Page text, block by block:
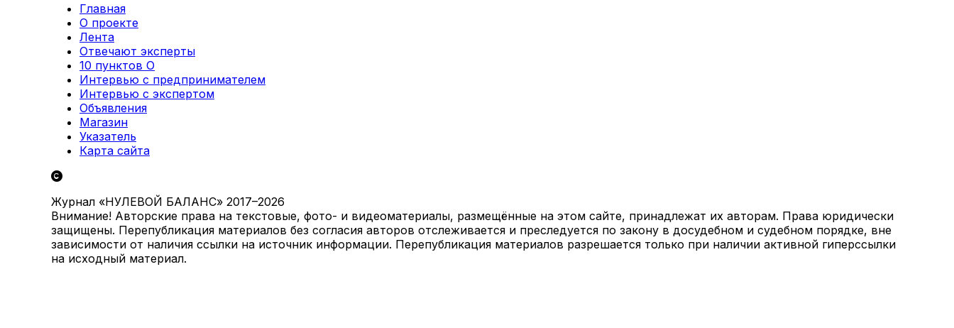
Главная
О проекте
Лента
Отвечают эксперты
10 пунктов О
Интервью с предпринимателем
Интервью с экспертом
Объявления
Магазин
Указатель
Карта сайта
Журнал «НУЛЕВОЙ БАЛАНС» 2017–2026
Внимание! Авторские права на текстовые, фото- и видеоматериалы, размещённые на этом сайте, принадлежат их авторам. Права юридически
защищены. Перепубликация материалов без согласия авторов отслеживается и преследуется по закону в досудебном и судебном порядке, вне
зависимости от наличия ссылки на источник информации. Перепубликация материалов разрешается только при наличии активной гиперссылки
на исходный материал.